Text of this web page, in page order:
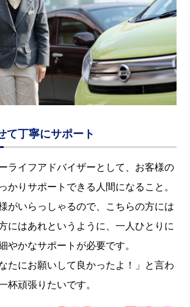
て丁寧にサポート
ライフアドバイザーとして、お客様の
かりサポートできる人間になること。
がいらっしゃるので、こちらの方には
にはあれというように、一人ひとりに
やかなサポートが必要です。
たにお願いして良かったよ！」と言わ
杯頑張りたいです。